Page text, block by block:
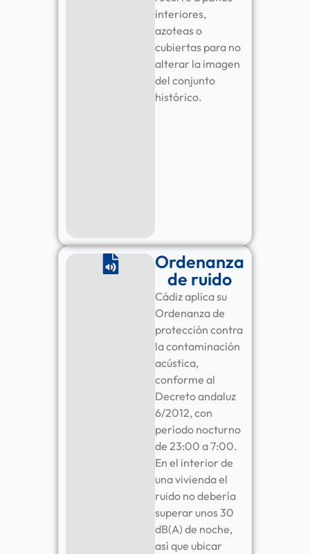
interiores,
azoteas o
cubiertas para no
alterar la imagen
del conjunto
histórico.
Ordenanza
de ruido
Cádiz aplica su
Ordenanza de
protección contra
la contaminación
acústica,
conforme al
Decreto andaluz
6/2012, con
período nocturno
de 23:00 a 7:00.
En el interior de
una vivienda el
ruido no debería
superar unos 30
dB(A) de noche,
así que ubicar